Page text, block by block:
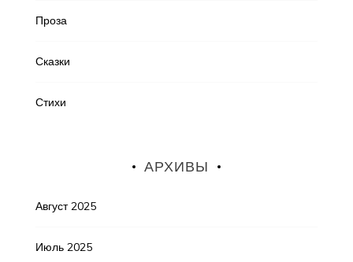
Проза
Сказки
Стихи
АРХИВЫ
Август 2025
Июль 2025